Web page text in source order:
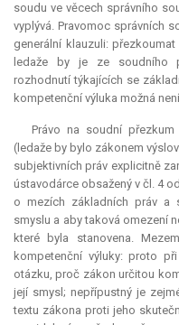
soudu ve věcech správního
vyplývá. Pravomoc správních
generální klauzuli:
ledaže by je ze soudního
rozhodnutí týkajících se
kompetenční výluka možná
Právo na soudní
(ledaže by bylo zákonem
subjektivních práv explicitně
ústavodárce obsažený v čl. 4
o mezích základních práv a
smyslu a aby taková omezení
které byla stanovena.
kompetenční výluky: proto
otázku, proč zákon určitou
její smysl; nepřípustný je
textu zákona proti jeho